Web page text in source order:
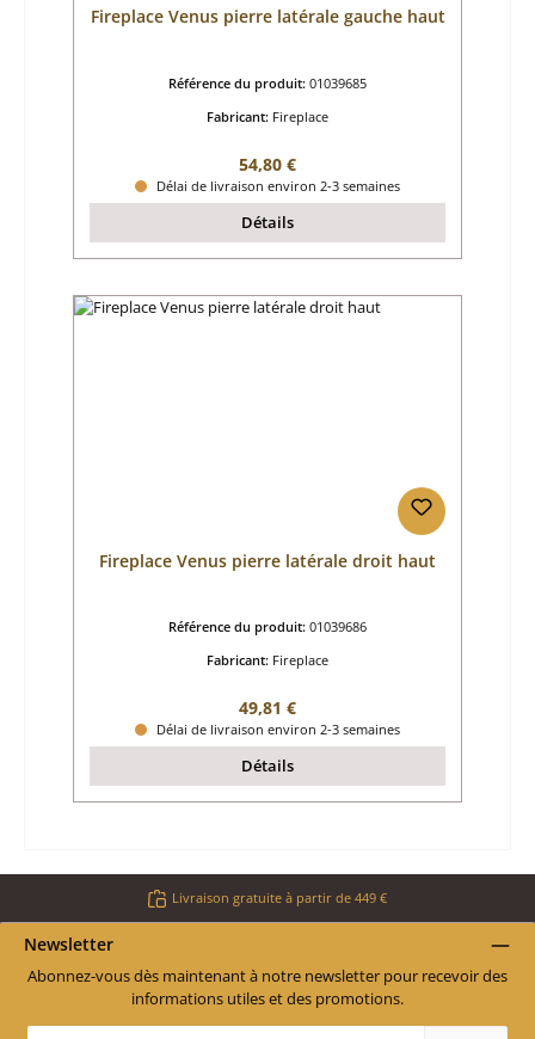
Fireplace Venus pierre latérale gauche haut
Référence du produit: 01039685
Fabricant: Fireplace
Prix régulier :
54,80 €
Délai de livraison environ 2-3 semaines
Détails
Fireplace Venus pierre latérale droit haut
Référence du produit: 01039686
Fabricant: Fireplace
Prix régulier :
49,81 €
Délai de livraison environ 2-3 semaines
Détails
Livraison gratuite à partir de 449 €
Newsletter
Abonnez-vous dès maintenant à notre newsletter pour recevoir des
informations utiles et des promotions.